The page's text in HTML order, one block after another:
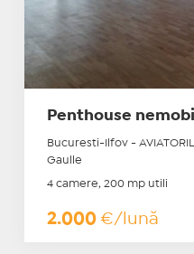
Penthouse
Bucuresti-Ilfov -
Gaulle
4 camere, 200 mp utili
2.000 €/lună